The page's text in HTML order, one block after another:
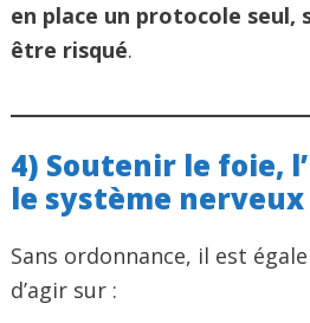
en place un protocole seul,
être risqué.
4) Soutenir le foie,
le système nerveux
Sans ordonnance, il est
d’agir sur :